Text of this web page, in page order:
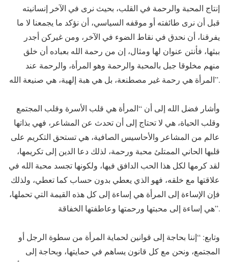
إنتاج المحبة والرحمة في القلب، بحيث نرى في الآخر إنسانيته
قبل أن نرى طائفته أو موقفه السياسي، أن نؤكد ما يجمعنا لا ما
يفرقنا، أن نحدق في نقاط الضوء في الآخر، ومن غيركن أجدر
ببثها، فأنتن عنوان لها ومثال، إن من رحمة الله بعباده أن خلق
منهم مخلوقا جبل بالمحبة والرحمة وهو المرأة، والرحمة عند
المرأة هي رحمة غير مصطنعة، بل هي هبة إلهية، هي صنيعة الله”.
وأشار فضل الله إلى أن “المرأة هي قلب الأسرة وقلب المجتمع
وقلب الحياة، هي لا تحتاج إلى أن تحدث عن المشاعر، فهي بذاتها
عالم من المشاعر والأحاسيس الصافية، هي تستحق التكريم على
قلبها الحاني الممتلئ محبة ورحمة، لذلك دعا الدين إلى تكريمها،
لقد كرمها لكل هذا الحب الدافق فيها، ولكونها تجسد محبة الله في
علاقتها مع خلقه، فهو الذي يعطي بدون حساب كما تعطي، ولذلك
فإن الإساءة إلى المرأة هي إساءة إلى كل هذه القيمة التي تحملها،
هي إساءة إلى محبتها ورحمتها وعاطفتها الخفاقة”.
وتابع: “إننا بحاجة إلى قوانين لحماية المرأة من سطوة الرجل أو
المجتمع، ونحن مع كل قانون يساهم في حمايتها، وبحاجة إلى